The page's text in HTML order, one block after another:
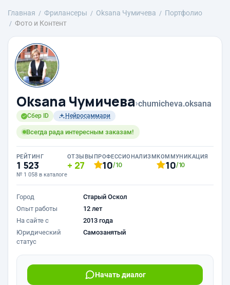
Главная Фрилансеры Oksana Чумичева
Портфолио
Фото и Контент
Oksana Чумичева›chumicheva.oksana
Сбер ID Нейросаммари
Всегда рада интересным заказам!
РЕЙТИНГ
1 523
№ 1 058 в каталоге
ОТЗЫВЫ
27
ПРОФЕССИОНАЛИЗМ
10/10
КОММУНИКАЦИЯ
10/10
Город
Старый Оскол
Опыт работы
12 лет
На сайте с
2013 года
Юридический
статус
Самозанятый
Начать диалог